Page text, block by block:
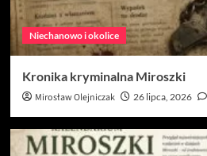
Niechanowo i okolice
Kronika kryminalna Miroszki
Mirosław Olejniczak 26 lipca, 2026